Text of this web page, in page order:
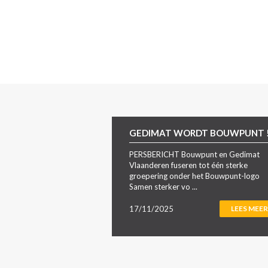
GEDIMAT WORDT BOUWPUNT
PERSBERICHT Bouwpunt en Gedimat
Vlaanderen fuseren tot één sterke
groepering onder het Bouwpunt-logo
Samen sterker vo ...
17/11/2025 LEES MEER